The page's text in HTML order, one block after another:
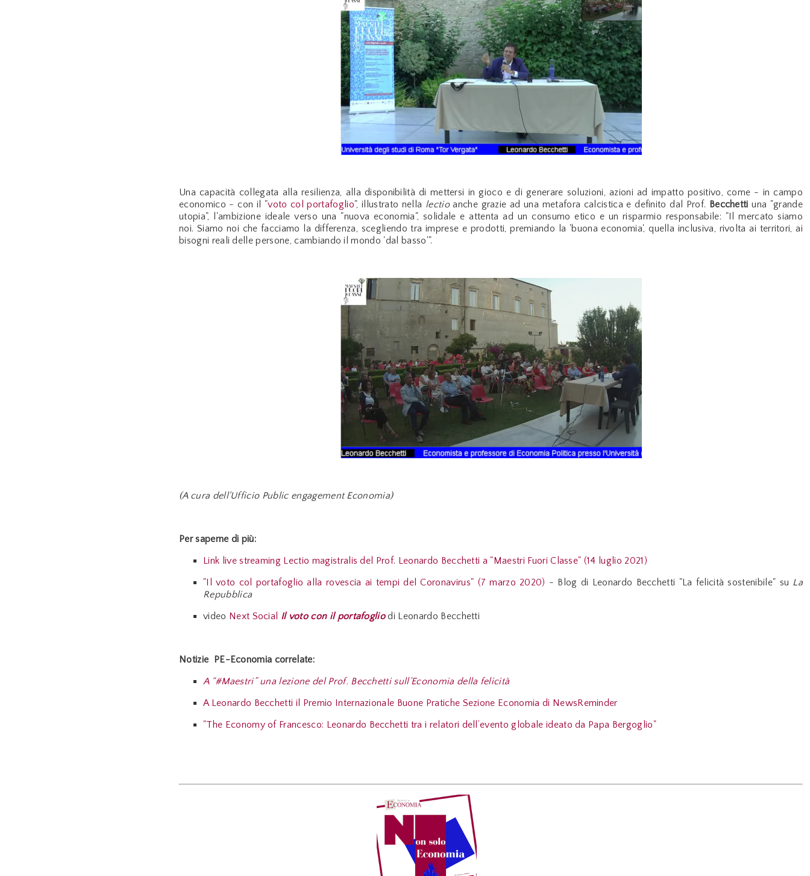
Una capacità collegata alla resilienza, alla disponibilità di mettersi in gioco e di generare soluzioni, azioni ad impatto positivo, come - in campo
economico - con il "voto col portafoglio", illustrato nella lectioanche grazie ad una metafora calcistica e definito dal Prof. Becchetti una "grande
utopia", l'ambizione ideale verso una "nuova economia", solidale e attenta ad un consumo etico e un risparmio responsabile: "Il mercato siamo
noi. Siamo noi che facciamo la differenza, scegliendo tra imprese e prodotti, premiando la 'buona economia', quella inclusiva, rivolta ai territori, ai
bisogni reali delle persone, cambiando il mondo 'dal basso'".
(A cura dell'Ufficio Public engagement Economia)
Per saperne di più:
Link live streaming Lectio magistralis del Prof. Leonardo Becchetti a "Maestri Fuori Classe" (14 luglio 2021)
"Il voto col portafoglio alla rovescia ai tempi del Coronavirus" (7 marzo 2020) - Blog di Leonardo Becchetti "La felicità sostenibile" su La
Repubblica
video Next Social Il voto con il portafogliodi Leonardo Becchetti
Notizie PE-Economia correlate:
A “#Maestri” una lezione del Prof. Becchetti sull’Economia della felicità
A Leonardo Becchetti il Premio Internazionale Buone Pratiche Sezione Economia di NewsReminder
"The Economy of Francesco: Leonardo Becchetti tra i relatori dell’evento globale ideato da Papa Bergoglio"